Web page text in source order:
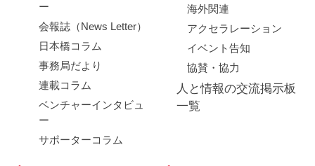
ー
会報誌（News Letter）
日本橋コラム
事務局だより
連載コラム
ベンチャーインタビュ
ー
サポーターコラム
海外関連
アクセラレーション
イベント告知
協賛・協力
人と情報の交流掲示板
一覧